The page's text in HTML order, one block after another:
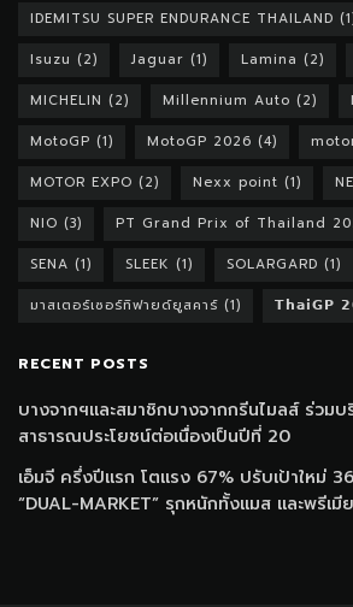
IDEMITSU SUPER ENDURANCE THAILAND
Isuzu (2) Jaguar (1) Lamina (2)
MICHELIN (2) Millennium Auto (2)
MotoGP (1) MotoGP 2026 (4)
MOTOR EXPO (2) Nexx point (1)
NIO (3) PT Grand Prix of Thailand
SENA (1) SLEEK (1) SOLARGARD (1)
มาสเตอร์เซอร์ทิฟายด์ยูสคาร์ (1) 𝗧𝗵𝗮𝗶𝗚𝗣
RECENT POSTS
บางจากฯและสมาชิกบางจากกรีนไมลส์ ร่วม
สาธารณประโยชน์ต่อเนื่องเป็นปีที่ 20
เอ็มจี ครึ่งปีแรก โตแรง 67% ปรับเป้าใหม่
“DUAL-MARKET” รุกหนักทั้งแมส และพรีเมี